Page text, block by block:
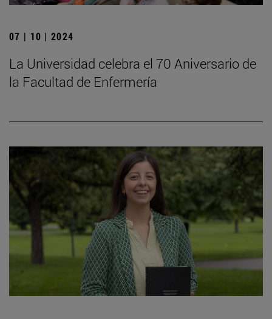
07 | 10 | 2024
La Universidad celebra el 70 Aniversario de
la Facultad de Enfermería